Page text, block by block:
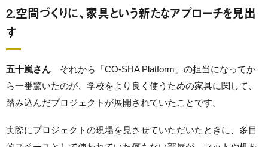
2.空間づくりに、家具という新たなアプローチを見出
す
五十嵐さん それから「CO-SHA Platform」の担当になってか
ら一番驚いたのが、学校をより良く使うための家具に関して、
踏み込んだプロジェクトが展開されていたことです。
実際にプロジェクトの現場を見させていただいたときに、多目